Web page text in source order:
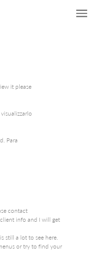
it please
Para
contact
info and I will get
still a lot to see here.
or try to find your